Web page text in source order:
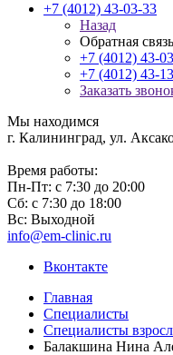
+7 (4012) 43-03-33
Назад
Обратная связь
+7 (4012) 43-
+7 (4012) 43-
Заказать
Мы находимся
г. Калининград, ул.
Время работы:
Пн-Пт: с 7:30 до 20:00
Сб: с 7:30 до 18:00
Вс: Выходной
info@em-clinic.ru
Вконтакте
Главная
Специалисты
Специалисты
Балакшина Нина